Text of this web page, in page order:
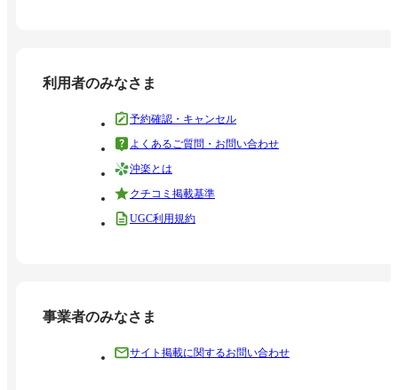
利用者のみなさま
予約確認・キャンセル
よくあるご質問・お問い合わせ
沖楽とは
クチコミ掲載基準
UGC利用規約
事業者のみなさま
サイト掲載に関するお問い合わせ